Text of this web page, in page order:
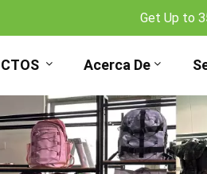
Get Up to
Acerca De